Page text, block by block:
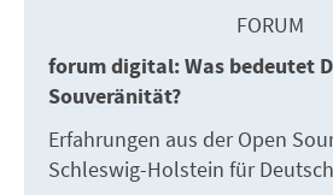
FORUM
forum digital: Was bedeutet
Souveränität?
Erfahrungen aus der Open
Schleswig-Holstein für